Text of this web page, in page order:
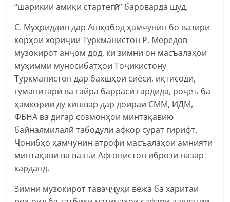
“шарикии амиқи стартегӣ” бароварда шуд.
С. Муҳриддин дар Ашқобод ҳамчунин бо вазири
корҳои хориҷии Туркманистон Р. Мередов
музокирот анҷом дод, ки зимни он масъалаҳои
муҳимми муносибатҳои Тоҷикистону
Туркманистон дар бахшҳои сиёсӣ, иқтисодӣ,
гуманитарӣ ва ғайра баррасӣ гардида, роҷеъ ба
ҳамкории ду кишвар дар доираи СММ, ИДМ,
ФБНА ва дигар созмонҳои минтақавию
байналмилалӣ табодули афкор сурат гирифт.
Ҷонибҳо ҳамчунин атрофи масъалаҳои амнияти
минтақавӣ ва вазъи Афғонистон ибрози назар
карданд.
Зимни музокирот таваҷҷуҳи вежа ба харитаи